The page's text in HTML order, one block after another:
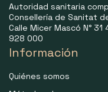
Autoridad sanitaria
Consellería de Sanitat
Calle Micer Mascó N°
928 000
Información
Quiénes somos